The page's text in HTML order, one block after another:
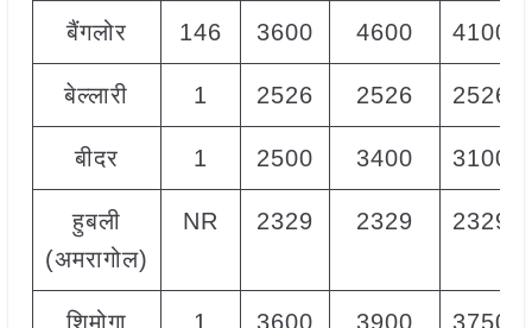
बैंगलोर 146 3600 4600 4100
बेल्लारी 1 2526 2526 2526
बीदर 1 2500 3400 3100
हुबली
(अमरागोल)
NR 2329 2329 2329
शिमोगा 1 3600 3900 3750